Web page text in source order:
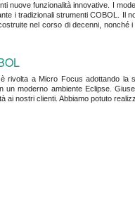
nuove funzionalità innovative. I
i tradizionali strumenti COBOL.
nel corso di decenni,
rivolta a Micro Focus adottando
un moderno ambiente Eclipse.
nostri clienti. Abbiamo potuto